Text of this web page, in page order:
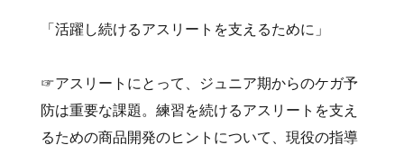
「活躍し続けるアスリートを支えるために」
☞アスリートにとって、ジュニア期からのケガ予
防は重要な課題。練習を続けるアスリートを支え
るための商品開発のヒントについて、現役の指導